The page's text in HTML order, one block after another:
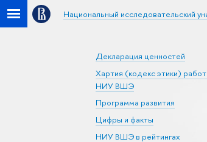
Национальный исследовательский
Декларация ценностей
Хартия (кодекс этики)
НИУ ВШЭ
Программа развития
Цифры и факты
НИУ ВШЭ в рейтингах